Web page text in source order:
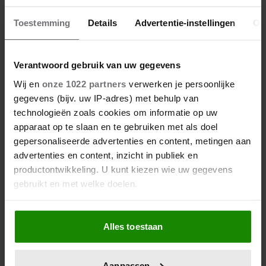
Toestemming Details Advertentie-instellingen
Verantwoord gebruik van uw gegevens
Wij en onze 1022 partners verwerken je persoonlijke
gegevens (bijv. uw IP-adres) met behulp van
technologieën zoals cookies om informatie op uw
apparaat op te slaan en te gebruiken met als doel
gepersonaliseerde advertenties en content, metingen aan
advertenties en content, inzicht in publiek en
productontwikkeling. U kunt kiezen wie uw gegevens
gebruikt en met welke doelen.
Als u het toestaat, willen we ook graag:
Informatie verzamelen over uw geografische
locatie, die tot een paar meter nauwkeurig kan zijn
Alles toestaan
27/04/2026
ZO VIERT DE KONINKLIJKE
FAMILIE KONINGSDAG DIT JAAR
IN FRIESLAND